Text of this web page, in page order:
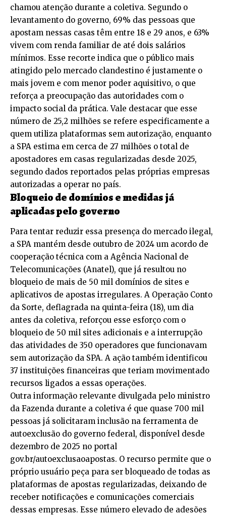
chamou atenção durante a coletiva. Segundo o
levantamento do governo, 69% das pessoas que
apostam nessas casas têm entre 18 e 29 anos, e 63%
vivem com renda familiar de até dois salários
mínimos. Esse recorte indica que o público mais
atingido pelo mercado clandestino é justamente o
mais jovem e com menor poder aquisitivo, o que
reforça a preocupação das autoridades com o
impacto social da prática. Vale destacar que esse
número de 25,2 milhões se refere especificamente a
quem utiliza plataformas sem autorização, enquanto
a SPA estima em cerca de 27 milhões o total de
apostadores em casas regularizadas desde 2025,
segundo dados reportados pelas próprias empresas
autorizadas a operar no país.
Bloqueio de domínios e medidas já
aplicadas pelo governo
Para tentar reduzir essa presença do mercado ilegal,
a SPA mantém desde outubro de 2024 um acordo de
cooperação técnica com a Agência Nacional de
Telecomunicações (Anatel), que já resultou no
bloqueio de mais de 50 mil domínios de sites e
aplicativos de apostas irregulares. A Operação Conto
da Sorte, deflagrada na quinta-feira (18), um dia
antes da coletiva, reforçou esse esforço com o
bloqueio de 50 mil sites adicionais e a interrupção
das atividades de 350 operadores que funcionavam
sem autorização da SPA. A ação também identificou
37 instituições financeiras que teriam movimentado
recursos ligados a essas operações.
Outra informação relevante divulgada pelo ministro
da Fazenda durante a coletiva é que quase 700 mil
pessoas já solicitaram inclusão na ferramenta de
autoexclusão do governo federal, disponível desde
dezembro de 2025 no portal
gov.br/autoexclusaoapostas. O recurso permite que o
próprio usuário peça para ser bloqueado de todas as
plataformas de apostas regularizadas, deixando de
receber notificações e comunicações comerciais
dessas empresas. Esse número elevado de adesões